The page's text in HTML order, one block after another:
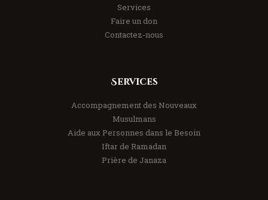
Services
Faire un don
Contactez-nous
Services
Accompagnement des Nouveaux
Musulmans
Aide aux Personnes dans le Besoin
Iftar de Ramadan
Prière de Janaza